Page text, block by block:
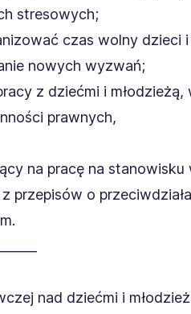
stresowych;
czas wolny dzieci i
nowych wyzwań;
z dziećmi i
prawnych,
na pracę na
przepisów o
nad dziećmi i